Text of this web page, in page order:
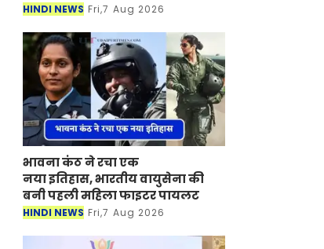
HINDI NEWS Fri,7 Aug 2026
भावना कंठ ने रचा एक
नया इतिहास, भारतीय वायुसेना की
बनी पहली महिला फाइटर पायलट
HINDI NEWS Fri,7 Aug 2026